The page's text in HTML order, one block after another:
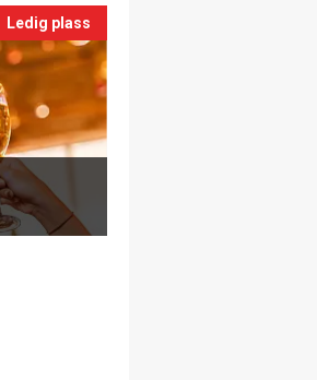
Ledig plass